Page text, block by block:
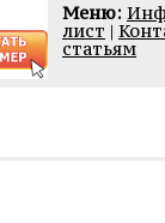
Меню:
лист |
статьям